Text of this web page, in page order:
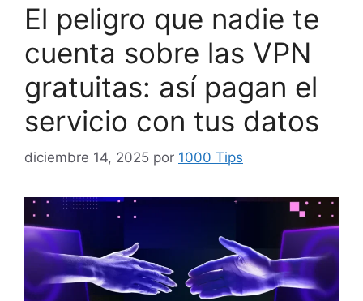
El peligro que nadie te
cuenta sobre las VPN
gratuitas: así pagan el
servicio con tus datos
diciembre 14, 2025 por 1000 Tips